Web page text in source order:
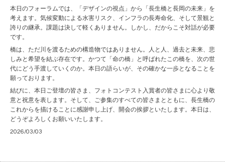
本日のフォーラムでは、「デザインの視点」から「長生橋と長岡の未来」を
考えます。気候変動による水害リスク、インフラの長寿命化、そして景観と
誇りの継承。課題は決して軽くありません。しかし、だからこそ対話が必要
です。
橋は、ただ川を渡るための構造物ではありません。人と人、過去と未来、悲
しみと希望を結ぶ存在です。かつて「命の橋」と呼ばれたこの橋を、次の世
代にどう手渡していくのか。本日の語らいが、その確かな一歩となることを
願っております。
結びに、本日ご登壇の皆さま、フォトコンテスト入賞者の皆さまに心より敬
意と祝意を表します。そして、ご参集のすべての皆さまとともに、長生橋の
これからを描けることに感謝申し上げ、開会の挨拶といたします。本日は、
どうぞよろしくお願いいたします。
2026/03/03